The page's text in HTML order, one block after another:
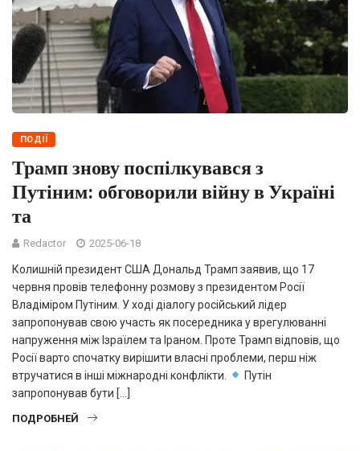
ПОДІЇ
Трамп знову поспілкувався з
Путіним: обговорили війну в Україні
та
Redactor 2025-06-18
Колишній президент США Дональд Трамп заявив, що 17
червня провів телефонну розмову з президентом Росії
Владіміром Путіним. У ході діалогу російський лідер
запропонував свою участь як посередника у врегулюванні
напруження між Ізраїлем та Іраном. Проте Трамп відповів, що
Росії варто спочатку вирішити власні проблеми, перш ніж
втручатися в інші міжнародні конфлікти.
Путін
запропонував бути […]
ПОДРОБНЕЙ